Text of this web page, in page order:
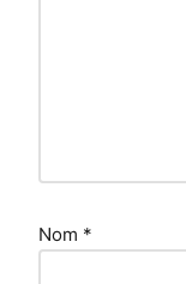
Nom *